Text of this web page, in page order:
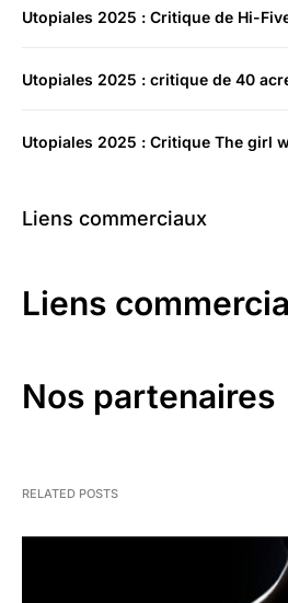
Utopiales 2025 : Critique de Hi-
Utopiales 2025 : critique de 40
Utopiales 2025 : Critique The girl
Liens commerciaux
Liens
Nos partenaires
RELATED POSTS